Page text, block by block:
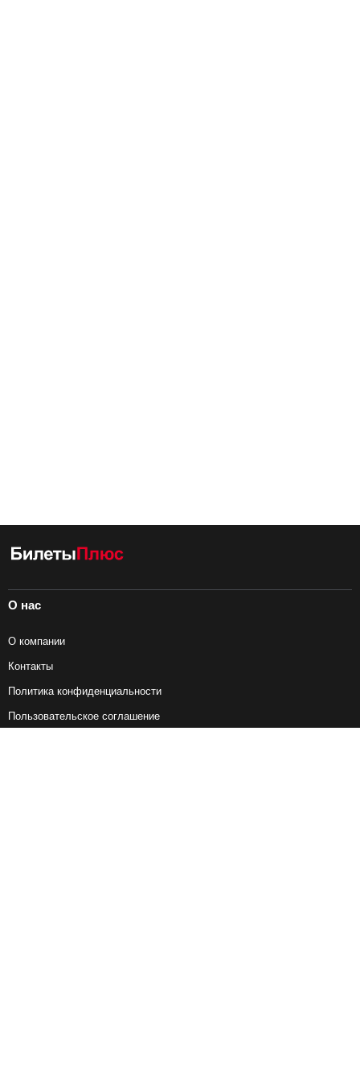
О нас
О компании
Контакты
Политика конфиденциальности
Пользовательское соглашение